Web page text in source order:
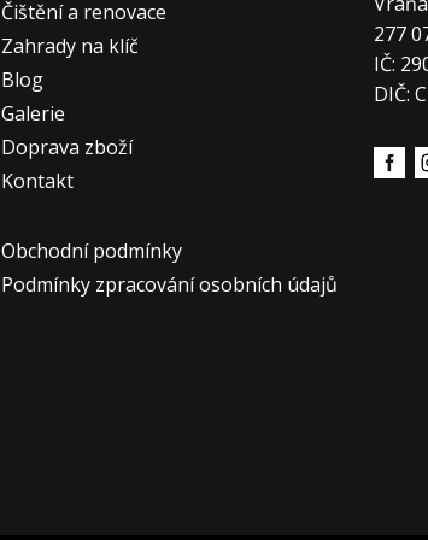
Čištění a renovace
Zahrady na klíč
Blog
Galerie
Doprava zboží
Kontakt
Obchodní podmínky
Podmínky zpracování osobních údajů
277
IČ:
DIČ: